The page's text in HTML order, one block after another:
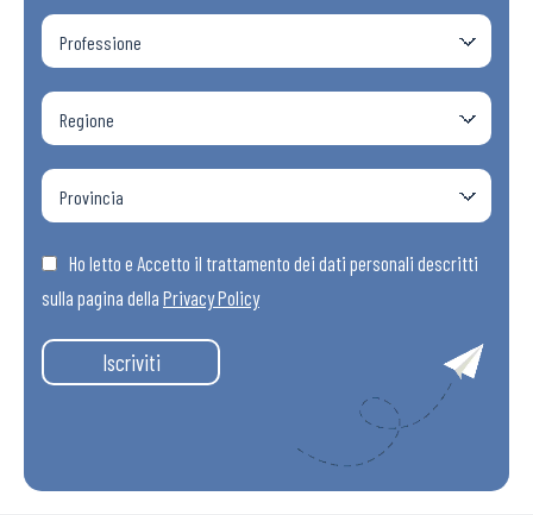
Ho letto e Accetto il trattamento dei dati personali descritti
sulla pagina della Privacy Policy
Iscriviti